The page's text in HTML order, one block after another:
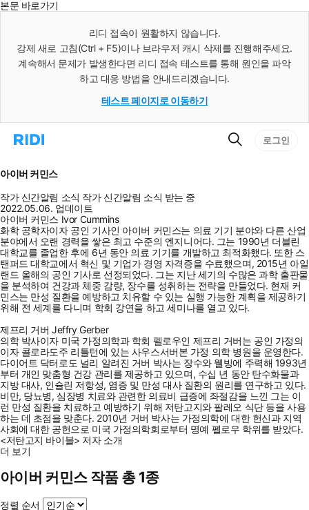
본문 바로가기
리디 접속이 원활하지 않습니다.
강제 새로 고침(Ctrl + F5)이나 브라우저 캐시 삭제를 진행해주세요.
계속해서 문제가 발생한다면 리디 접속 테스트를 통해 원인을 파악
하고 대응 방법을 안내드리겠습니다.
테스트 페이지로 이동하기
리
으
로
이
동
검
로그인
아이버 커민스
작가 신간알림 소식 작가 신간알림 소식 받는 중
2022.05.06. 업데이트
아이버 커민스 Ivor Cummins
화학 공학자이자 공인 기사인 아이버 커민스는 의료 기기 분야와 다른 산업
분야에서 오랜 경력을 쌓은 최고 수준의 엔지니어다. 그는 1990년 더블린
대학교를 졸업한 후에 6년 동안 의료 기기를 개발하고 최적화했다. 또한 스
탠퍼드 대학교에서 혁신 및 기업가 경영 자격증을 수료했으며, 2015년 아일
랜드 올해의 공인 기사로 선정되었다. 그는 지난 세기의 수많은 과학 출판물
을 분석하여 건강과 체중 감량, 장수를 성취하는 전략을 만들었다. 현재 커
민스는 만성 질환을 예방하고 치유할 수 있는 실행 가능한 계획을 제공하기
위해 전 세계를 다니며 학회 강연을 하고 세미나를 열고 있다.
제프리 거버 Jeffry Gerber
의학 박사이자 미국 가정의학과 학회 펠로우인 제프리 거버는 공인 가정의
이자 콜로라도주 리틀턴에 있는 사우스서버본 가정 의학 병원을 운영한다.
다이어트 닥터로도 널리 알려진 거버 박사는 장수와 웰빙에 주력해 1993년
부터 개인 맞춤형 건강 관리를 제공하고 있으며, 수십 년 동안 탄수화물과
지방 대사, 인슐린 저항성, 염증 및 만성 대사 질환의 원리를 연구하고 있다.
비만, 당뇨병, 심장병 치료와 관련한 의료비 급증에 좌절감을 느낀 그는 이
런 만성 질환을 치료하고 예방하기 위해 저탄고지와 팔레오 식단 등을 사용
하는 데 초점을 맞춘다. 2010년 거버 박사는 가정의학에 대한 헌신과 지역
사회에 대한 공헌으로 미국 가정의학회로부터 명예 펠로우 학위를 받았다.
<저탄고지 바이블> 저자 소개
더 보기
아이버 커민스 작품 총 1종
정렬 순서